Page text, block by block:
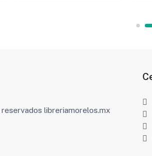
libreriamorelos.mx